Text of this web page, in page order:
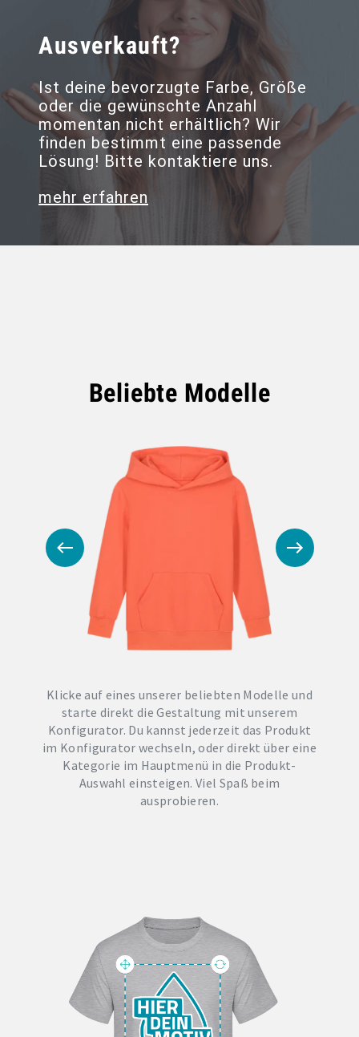
Ausverkauft?
Ist deine bevorzugte Farbe, Größe
oder die gewünschte Anzahl
momentan nicht erhältlich? Wir
finden bestimmt eine passende
Lösung! Bitte kontaktiere uns.
mehr erfahren
Beliebte Modelle
Klicke auf eines unserer beliebten Modelle und
starte direkt die Gestaltung mit unserem
Konfigurator. Du kannst jederzeit das Produkt
im Konfigurator wechseln, oder direkt über eine
Kategorie im Hauptmenü in die Produkt-
Auswahl einsteigen. Viel Spaß beim
ausprobieren.